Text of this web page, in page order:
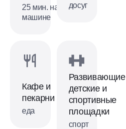
25 мин. на
машине
досуг
Кафе и
пекарни
еда
Развивающие
детские и
спортивные
площадки
спорт